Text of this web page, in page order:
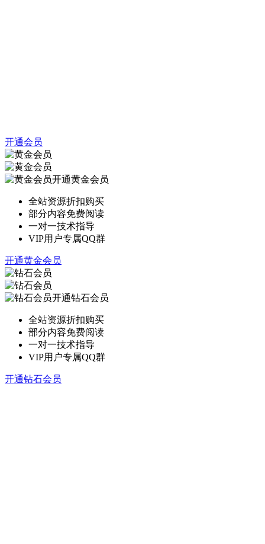
开通会员
开通黄金会员
全站资源折扣购买
部分内容免费阅读
一对一技术指导
VIP用户专属QQ群
开通黄金会员
开通钻石会员
全站资源折扣购买
部分内容免费阅读
一对一技术指导
VIP用户专属QQ群
开通钻石会员